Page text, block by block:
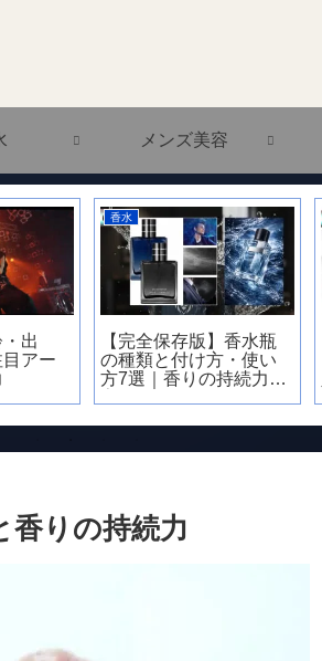
メンズ美容
出
アー
香水
【完全保存版】香水瓶
の種類と付け方・使い
方7選｜香りの持続力が
香りの持続力